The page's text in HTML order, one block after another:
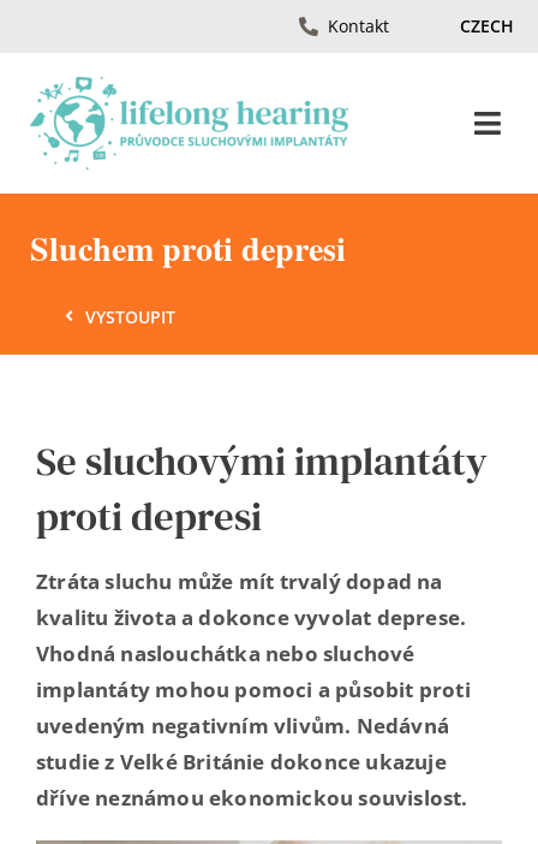
content
Kontakt CZECH
Materiály
Ambasadori Sluchu
Kontakt
Sluchem proti depresi
VYSTOUPIT
Se sluchovými implantáty
proti depresi
Ztráta sluchu může mít trvalý dopad na
kvalitu života a dokonce vyvolat deprese.
Vhodná naslouchátka nebo sluchové
implantáty mohou pomoci a působit proti
uvedeným negativním vlivům. Nedávná
studie z Velké Británie dokonce ukazuje
dříve neznámou ekonomickou souvislost.